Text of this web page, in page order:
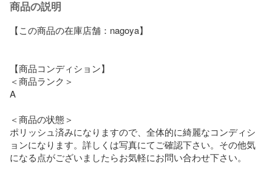
商品の説明
【この商品の在庫店舗：nagoya】
【商品コンディション】
＜商品ランク＞
A
＜商品の状態＞
ポリッシュ済みになりますので、全体的に綺麗なコンディシ
ョンになります。詳しくは写真にてご確認下さい。その他気
になる点がございましたらお気軽にお問い合わせ下さい。